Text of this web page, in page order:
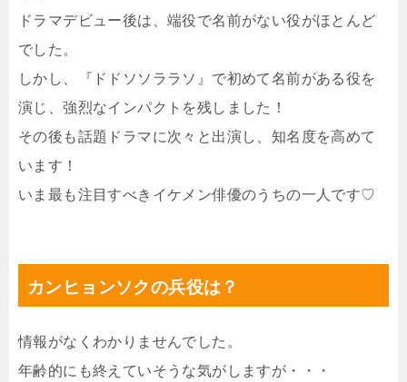
ドラマデビュー後は、端役で名前がない役がほとんど
でした。
しかし、『ドドソソララソ』で初めて名前がある役を
演じ、強烈なインパクトを残しました！
その後も話題ドラマに次々と出演し、知名度を高めて
います！
いま最も注目すべきイケメン俳優のうちの一人です♡
カンヒョンソクの兵役は？
情報がなくわかりませんでした。
年齢的にも終えていそうな気がしますが・・・